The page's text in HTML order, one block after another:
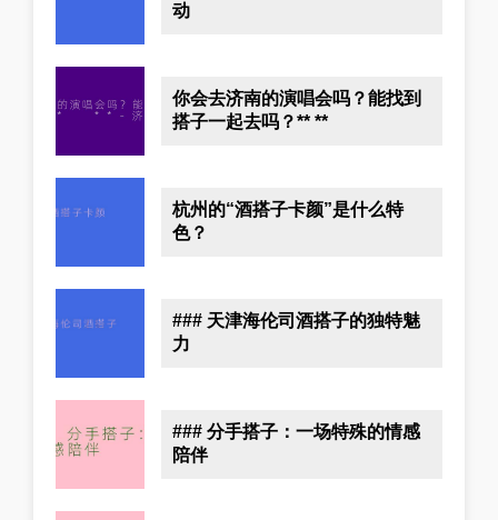
动
你会去济南的演唱会吗？能找到
搭子一起去吗？** **
杭州的“酒搭子卡颜”是什么特
色？
### 天津海伦司酒搭子的独特魅
力
### 分手搭子：一场特殊的情感
陪伴